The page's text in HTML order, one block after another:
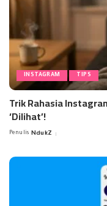
INSTAGRAM TIPS
Trik Rahasia
‘Dilihat’!
Posted
Penulis NdukZ